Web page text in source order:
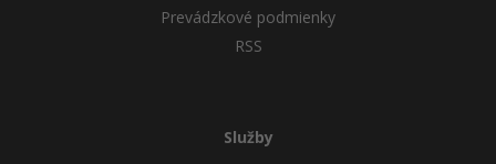
Prevádzkové podmienky
RSS
Služby